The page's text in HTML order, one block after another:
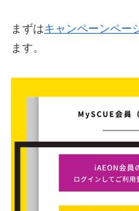
まずはキャンペーンペー
ます。